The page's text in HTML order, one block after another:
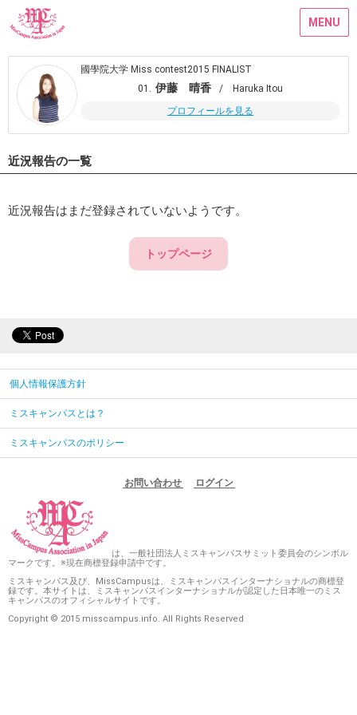
MENU
國學院大学 Miss contest2015 FINALIST
01. 伊藤 晴香
/ Haruka Itou
プロフィールを見る
近況報告の一覧
近況報告はまだ登録されていないようです。
トップページ
個人情報保護方針
ミスキャンパスとは？
ミスキャンパスのポリシー
お問い合わせ ログイン
は、一般社団法人ミスキャンパスサミット委員会のシンボル
マークです。※現在商標登録申請中です。
ミスキャンパス及び、MissCampusは、ミスキャンパスインターナショナルの商標登
録です。本サイトは、ミスキャンパスインターナショナルが認定した日本唯一のミス
キャンパスのオフィシャルサイトです。
Copyright © 2015 misscampus.info. All Rights Reserved